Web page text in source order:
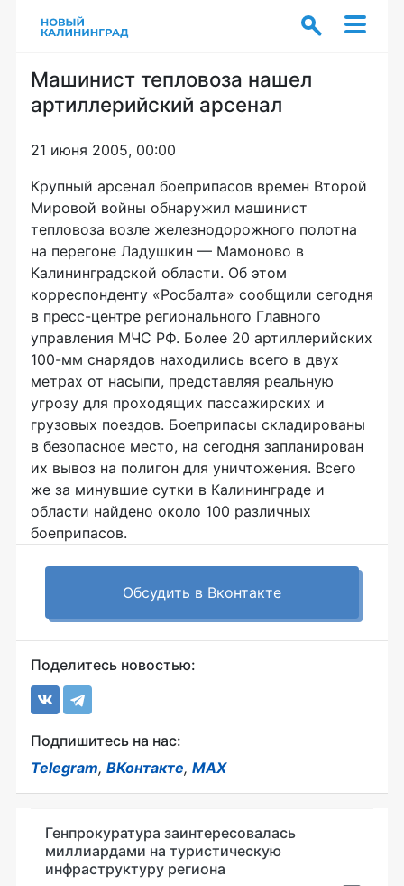
Машинист тепловоза нашел
артиллерийский арсенал
21 июня 2005, 00:00
Крупный арсенал боеприпасов времен Второй
Мировой войны обнаружил машинист
тепловоза возле железнодорожного полотна
на перегоне Ладушкин — Мамоново в
Калининградской области. Об этом
корреспонденту «Росбалта» сообщили сегодня
в пресс-центре регионального Главного
управления МЧС РФ. Более 20 артиллерийских
100-мм снарядов находились всего в двух
метрах от насыпи, представляя реальную
угрозу для проходящих пассажирских и
грузовых поездов. Боеприпасы складированы
в безопасное место, на сегодня запланирован
их вывоз на полигон для уничтожения. Всего
же за минувшие сутки в Калининграде и
области найдено около 100 различных
боеприпасов.
Обсудить в Вконтакте
Поделитесь новостью:
Подпишитесь на нас:
Telegram, ВКонтакте, MAX
Генпрокуратура заинтересовалась
миллиардами на туристическую
инфраструктуру региона